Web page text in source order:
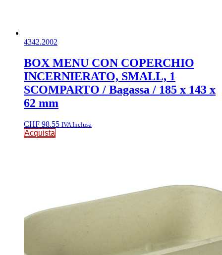
4342.2002
BOX MENU CON COPERCHIO
INCERNIERATO, SMALL, 1
SCOMPARTO / Bagassa / 185 x 143 x
62 mm
CHF 98.55 IVA Inclusa
Acquista